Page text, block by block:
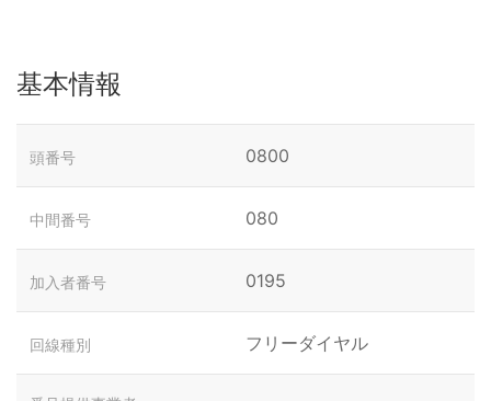
基本情報
頭番号 0800
中間番号 080
加入者番号 0195
回線種別 フリーダイヤル